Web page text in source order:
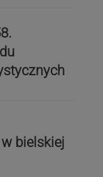
bielskiej